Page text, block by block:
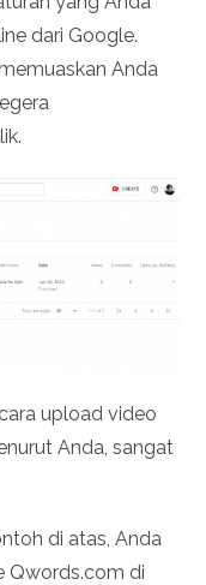
dari Google.
Anda
upload video
Anda, sangat
di atas, Anda
Qwords.com di